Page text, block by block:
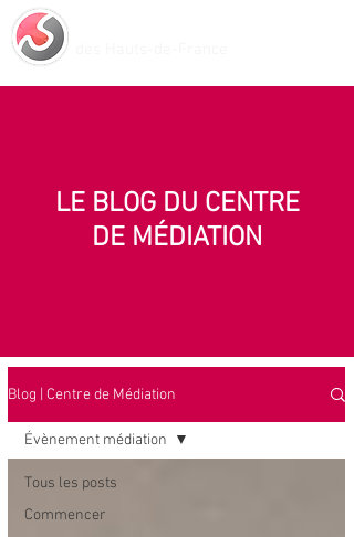
LE BLOG DU CENTRE
DE MÉDIATION
Blog | Centre de Médiation
Tous les posts
Commencer
Évènement médiation